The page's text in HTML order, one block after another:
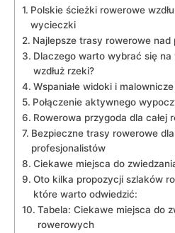
Polskie ścieżki rowerowe
wycieczki
Najlepsze trasy rowerowe nad
Dlaczego warto wybrać się
wzdłuż rzeki?
Wspaniałe widoki i
Połączenie aktywnego
Rowerowa przygoda dla całej
Bezpieczne trasy rowerowe
profesjonalistów
Ciekawe miejsca do
Oto kilka propozycji szlaków
które warto odwiedzić:
Tabela: Ciekawe miejsca ‍do
rowerowych